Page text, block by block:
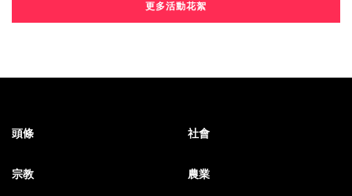
更多活動花絮
頭條 社會
宗教 農業